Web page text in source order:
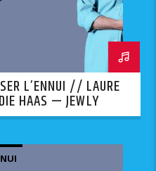
L’ENNUI // LAURE
HAAS — JEWLY